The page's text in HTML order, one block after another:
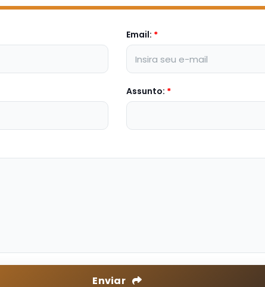
Email: *
Assunto: *
Enviar